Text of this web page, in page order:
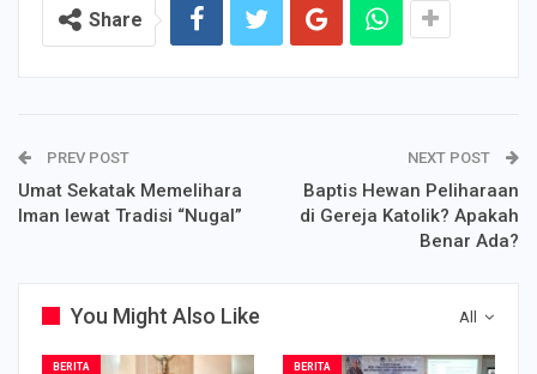
Share
PREV POST
Umat Sekatak Memelihara
Iman lewat Tradisi “Nugal”
NEXT POST
Baptis Hewan Peliharaan
di Gereja Katolik? Apakah
Benar Ada?
All
You Might Also Like
BERITA BERITA